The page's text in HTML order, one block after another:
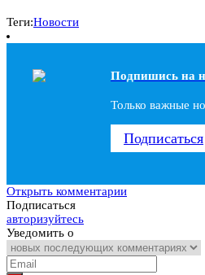
Теги:Новости
Подпишись на
Только важные
Подписаться
Открыть комментарии
Подписаться
авторизуйтесь
Уведомить о